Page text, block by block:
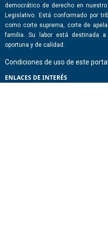
democrático de derecho en
Legislativo. Está conformado por
como corte suprema, corte de
familia. Su labor está destinada
oportuna y de calidad.
Condiciones de uso de este portal
ENLACES DE INTERÉS